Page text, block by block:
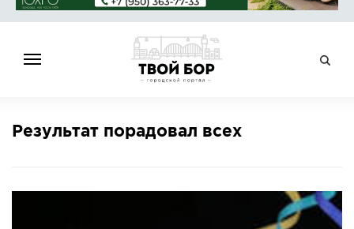
НОВОСТИ
Результат порадовал всех